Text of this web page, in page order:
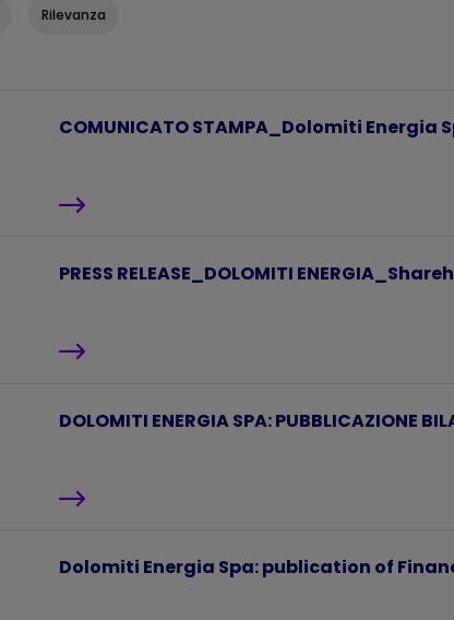
Rilevanza
COMUNICATO STAMPA_Dolomiti
PRESS RELEASE_DOLOMITI
DOLOMITI ENERGIA SPA: PUBBLICAZIONE
Dolomiti Energia Spa: publication of